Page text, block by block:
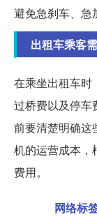
避免急刹车、急
出租车乘客
在乘坐出租车时
过桥费以及停车
前要清楚明确这
机的运营成本，
费用。
网络标